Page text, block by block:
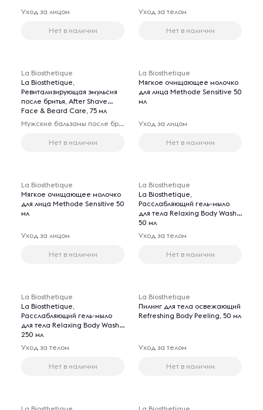
Уход за лицом
Нет в наличии
Уход за телом
Нет в наличии
La Biosthetique
La Biosthetique,
Ревитализирующая эмульсия
после бритья, After Shave
Face & Beard Care, 75 мл
Мужские бальзамы после бритья
Нет в наличии
La Biosthetique
Мягкое очищающее молочко
для лица Methode Sensitive 50
мл
Уход за лицом
Нет в наличии
La Biosthetique
Мягкое очищающее молочко
для лица Methode Sensitive 50
мл
Уход за лицом
Нет в наличии
La Biosthetique
La Biosthetique,
Расслабляющий гель-мыло
для тела Relaxing Body Wash,
50 мл
Уход за телом
Нет в наличии
La Biosthetique
La Biosthetique,
Расслабляющий гель-мыло
для тела Relaxing Body Wash,
250 мл
Уход за телом
Нет в наличии
La Biosthetique
Пилинг для тела освежающий
Refreshing Body Peeling, 50 мл
Уход за телом
Нет в наличии